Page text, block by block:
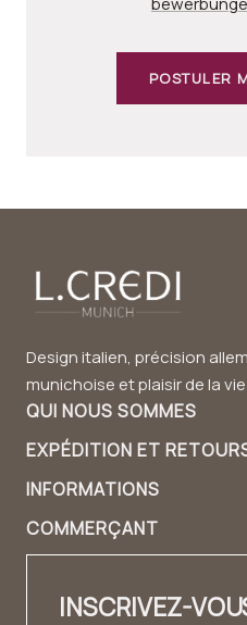
POSTULER
Design italien, précision
munichoise et plaisir de la
QUI NOUS SOMMES
À propos de nous
Entretien des produits
Guide du sac à main
Lookbook
EXPÉDITION ET
Informations de livraison
Retours
INFORMATIONS
FAQ
✨ Carrière ✨
COMMERÇANT
Distributeurs Contact
INSCRIVEZ-